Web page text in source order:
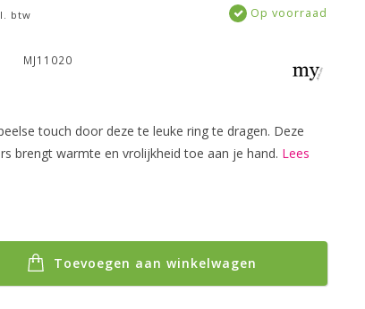
btw Op voorraad
MJ11020
touch door deze te leuke ring te dragen. Deze
brengt warmte en vrolijkheid toe aan je hand. Lees
Toevoegen aan winkelwagen